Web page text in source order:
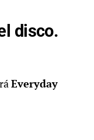
disco.
Everyday